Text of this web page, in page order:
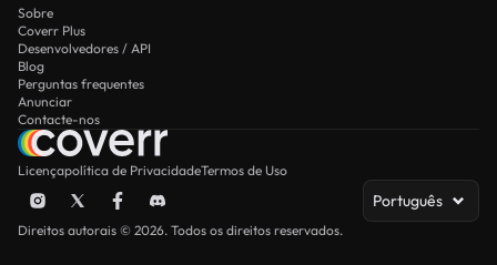
Sobre
Coverr Plus
Desenvolvedores / API
Blog
Perguntas frequentes
Anunciar
Contacte-nos
Licençapolítica de PrivacidadeTermos de Uso
Português
Direitos autorais © 2026. Todos os direitos reservados.